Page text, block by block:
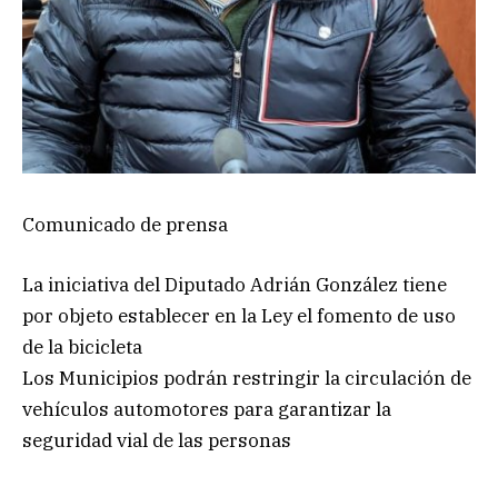
Comunicado de prensa
La iniciativa del Diputado Adrián González tiene
por objeto establecer en la Ley el fomento de uso
de la bicicleta
Los Municipios podrán restringir la circulación de
vehículos automotores para garantizar la
seguridad vial de las personas